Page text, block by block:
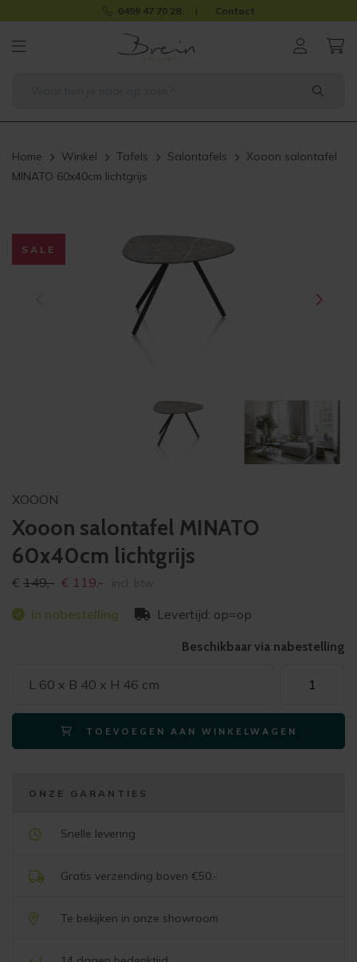
0499 47 70 28 Contact
Home Winkel Tafels Salontafels
Xooon salontafel
MINATO 60x40cm lichtgrijs
SALE
XOOON
Xooon salontafel MINATO
60x40cm lichtgrijs
€ 149,- Oorspronkelijke
was:
€ 119,-
is:
In nabestelling Levertijd: op=op
Beschikbaar via nabestelling
L 60 x B 40 x H 46 cm
salontafel
MINATO
60x40cm
lichtgrijs
TOEVOEGEN AAN WINKELWAGEN
ONZE GARANTIES
Snelle levering
Gratis verzending boven €50,-
Te bekijken in onze showroom